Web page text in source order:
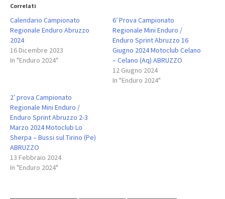
Correlati
Calendario Campionato
Regionale Enduro Abruzzo
2024
16 Dicembre 2023
In "Enduro 2024"
6′ Prova Campionato
Regionale Mini Enduro /
Enduro Sprint Abruzzo 16
Giugno 2024 Motoclub Celano
– Celano (Aq) ABRUZZO
12 Giugno 2024
In "Enduro 2024"
2′ prova Campionato
Regionale Mini Enduro /
Enduro Sprint Abruzzo 2-3
Marzo 2024 Motoclub Lo
Sherpa – Bussi sul Tirino (Pe)
ABRUZZO
13 Febbraio 2024
In "Enduro 2024"